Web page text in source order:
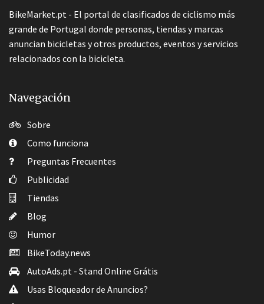
BikeMarket.pt - El portal de clasificados de ciclismo más
grande de Portugal donde personas, tiendas y marcas
anuncian bicicletas y otros productos, eventos y servicios
relacionados con la bicicleta.
Navegación
Sobre
Como funciona
Preguntas Frecuentes
Publicidad
Tiendas
Blog
Humor
BikeToday.news
AutoAds.pt - Stand Online Grátis
Usas Bloqueador de Anuncios?